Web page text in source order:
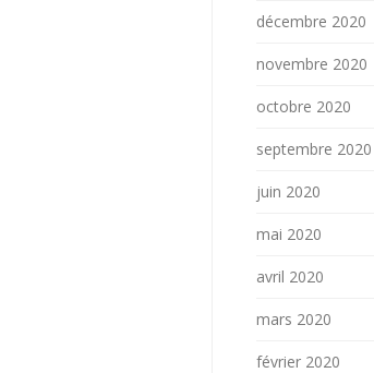
décembre 2020
novembre 2020
octobre 2020
septembre 2020
juin 2020
mai 2020
avril 2020
mars 2020
février 2020